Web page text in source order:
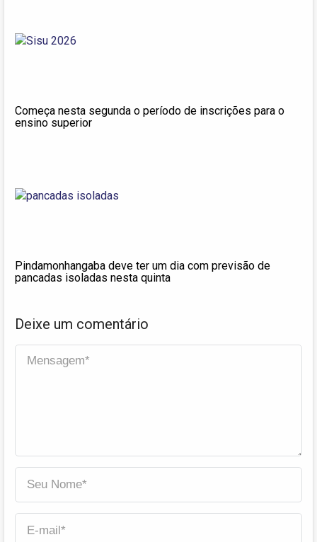
Começa nesta segunda o período de inscrições para o
ensino superior
Pindamonhangaba deve ter um dia com previsão de
pancadas isoladas nesta quinta
Deixe um comentário